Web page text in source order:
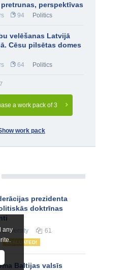
perspektīvas
94 Politics
velēšanas Latvijā
Cēsu pilsētas domes
64 Politics
a work pack of 3
work pack
any
prezidenta
doktrīnas
university 61
EVALUATED!
Baltijas valsīs